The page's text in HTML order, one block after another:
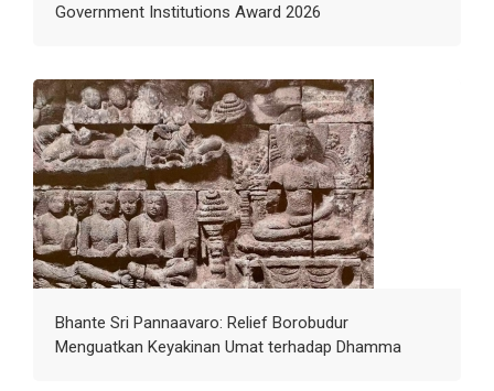
Government Institutions Award 2026
Bhante Sri Pannaavaro: Relief Borobudur
Menguatkan Keyakinan Umat terhadap Dhamma